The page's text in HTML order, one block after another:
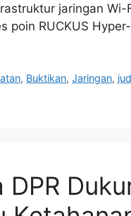
jaringan
poin RUCKUS
, Buktikan,Jaringan,
DPR